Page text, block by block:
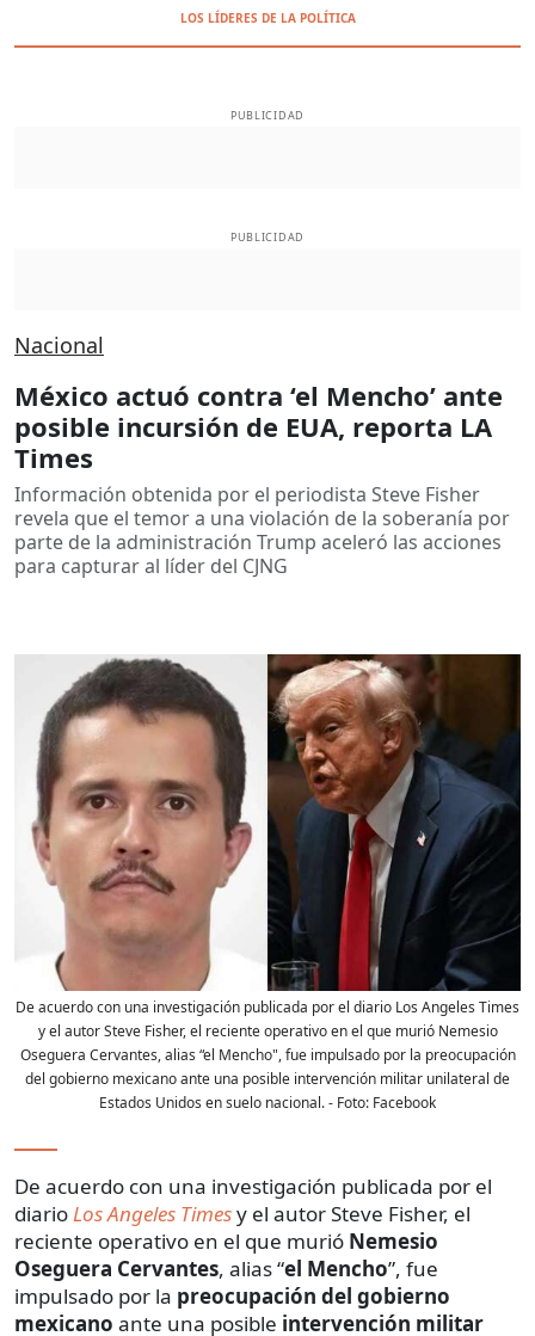
LOS LÍDERES DE LA POLÍTICA
PUBLICIDAD
PUBLICIDAD
Nacional
México actuó contra ‘el Mencho’ ante
posible incursión de EUA, reporta LA
Times
Información obtenida por el periodista Steve Fisher
revela que el temor a una violación de la soberanía por
parte de la administración Trump aceleró las acciones
para capturar al líder del CJNG
De acuerdo con una investigación publicada por el diario Los Angeles Times
y el autor Steve Fisher, el reciente operativo en el que murió Nemesio
Oseguera Cervantes, alias “el Mencho", fue impulsado por la preocupación
del gobierno mexicano ante una posible intervención militar unilateral de
Estados Unidos en suelo nacional.- Foto: Facebook
De acuerdo con una investigación publicada por el
diarioLos Angeles Timesy el autor Steve Fisher, el
reciente operativo en el que murió Nemesio
Oseguera Cervantes, alias “el Mencho”, fue
impulsado por la preocupación del gobierno
mexicano ante una posible intervención militar